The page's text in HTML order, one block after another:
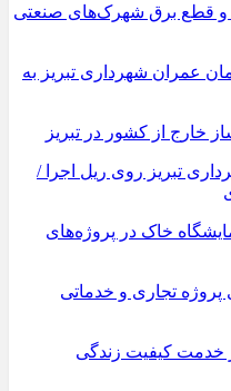
و قطع برق شهرک‌های صنعتی
عمران شهرداری تبریز به
خارج از کشور در تبریز
تبریز روی ریل اجرا /
خاک در پروژه‌های
پروژه تجاری و خدماتی
خدمت کیفیت زندگی